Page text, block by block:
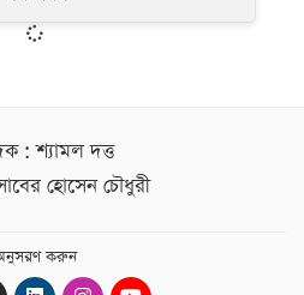
: শ্যামল দত্ত
হোসেন চৌধুরী
করুন